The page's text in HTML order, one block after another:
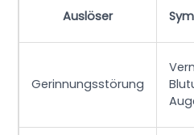
Auslöser
Gerinnungsstörung